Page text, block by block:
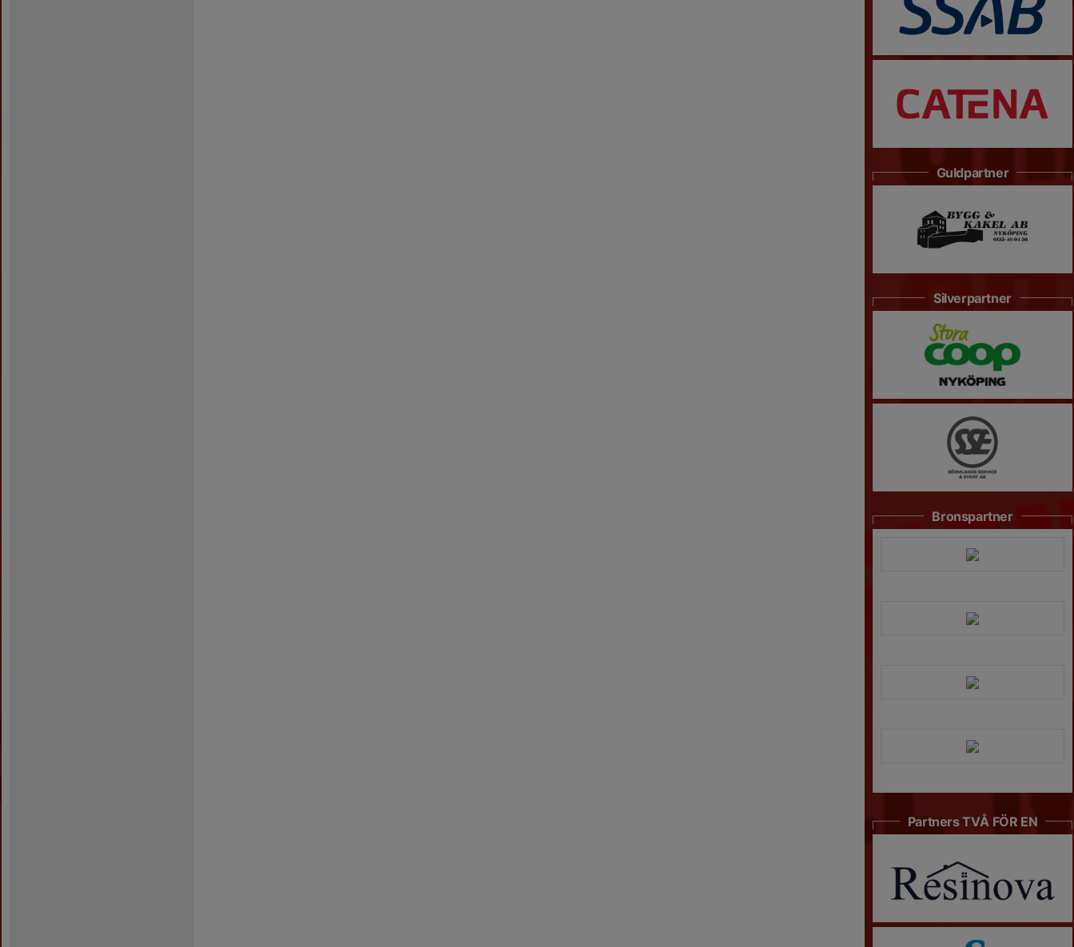
Guldpartner
Silverpartner
Bronspartner
Partners TVÅ FÖR EN